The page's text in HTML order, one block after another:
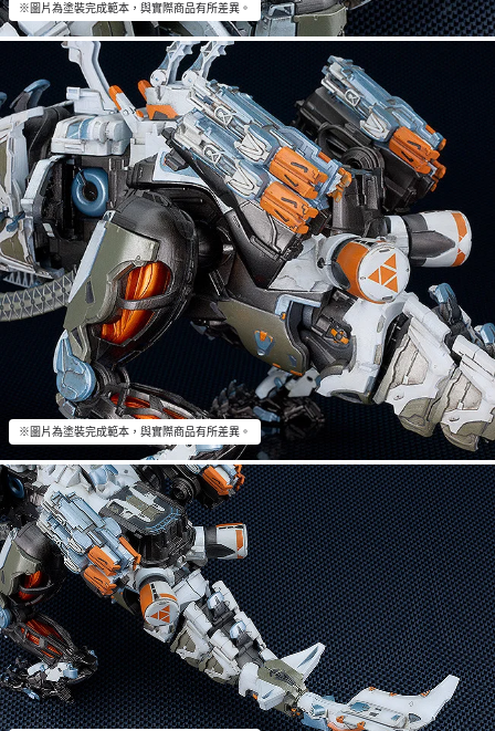
※圖片為塗裝完成範本，與實際商品有所差異。
※圖片為塗裝完成範本，與實際商品有所差異。